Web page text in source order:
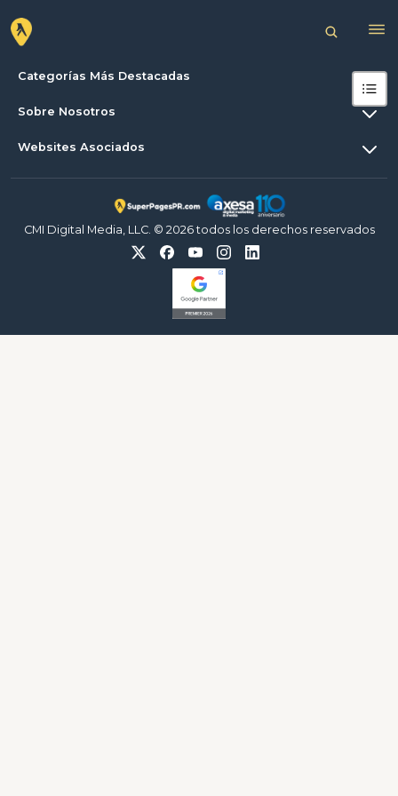
Categorías Más Destacadas
Sobre Nosotros
Websites Asociados
CMI Digital Media, LLC. © 2026 todos los derechos reservados